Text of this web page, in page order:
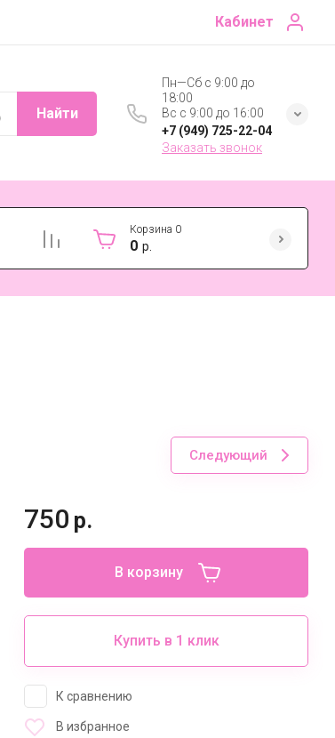
Кабинет
Найти
Пн—Сб с 9:00 до
18:00
Вс с 9:00 до 16:00
+7 (949) 725-22-04
Заказать звонок
Корзина 0
0 р.
Следующий
750 р.
В корзину
Купить в 1 клик
К сравнению
В избранное